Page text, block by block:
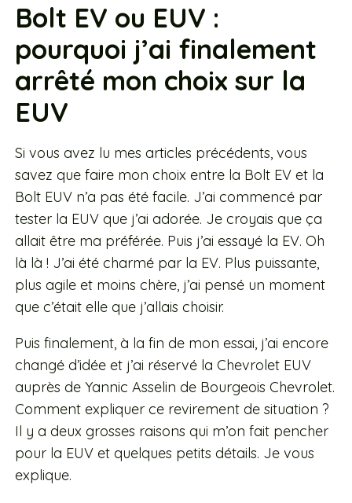
Bolt EV ou EUV :
pourquoi j’ai finalement
arrêté mon choix sur la
EUV
Si vous avez lu mes articles précédents, vous
savez que faire mon choix entre la Bolt EV et la
Bolt EUV n’a pas été facile. J’ai commencé par
tester la EUV que j’ai adorée. Je croyais que ça
allait être ma préférée. Puis j’ai essayé la EV. Oh
là là ! J’ai été charmé par la EV. Plus puissante,
plus agile et moins chère, j’ai pensé un moment
que c’était elle que j’allais choisir.
Puis finalement, à la fin de mon essai, j’ai encore
changé d’idée et j’ai réservé la Chevrolet EUV
auprès de Yannic Asselin de Bourgeois Chevrolet.
Comment expliquer ce revirement de situation ?
Il y a deux grosses raisons qui m’on fait pencher
pour la EUV et quelques petits détails. Je vous
explique.